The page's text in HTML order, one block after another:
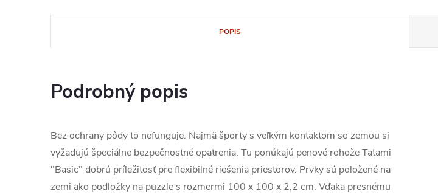
POPIS
Podrobný popis
Bez ochrany pôdy to nefunguje. Najmä športy s veľkým kontaktom so zemou si
vyžadujú špeciálne bezpečnostné opatrenia. Tu ponúkajú penové rohože Tatami
"Basic" dobrú príležitosť pre flexibilné riešenia priestorov. Prvky sú položené na
zemi ako podložky na puzzle s rozmermi 100 x 100 x 2,2 cm. Vďaka presnému